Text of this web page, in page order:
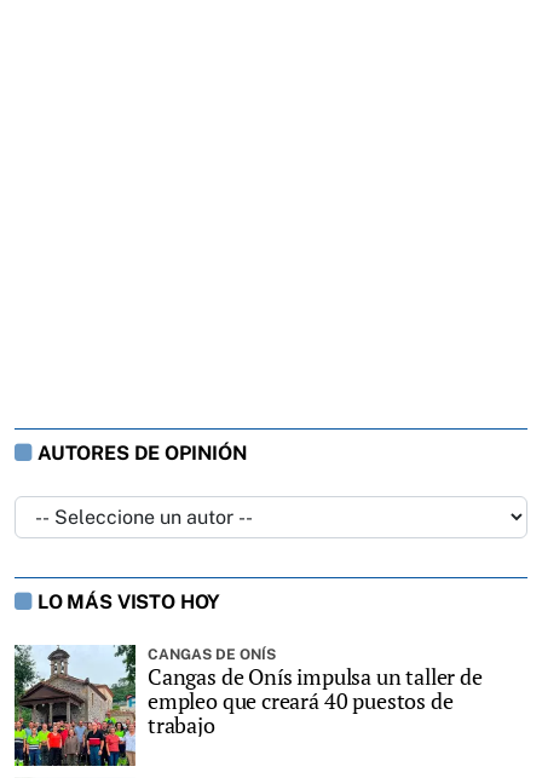
AUTORES DE OPINIÓN
LO MÁS VISTO HOY
CANGAS DE ONÍS
Cangas de Onís impulsa un taller de
empleo que creará 40 puestos de
trabajo